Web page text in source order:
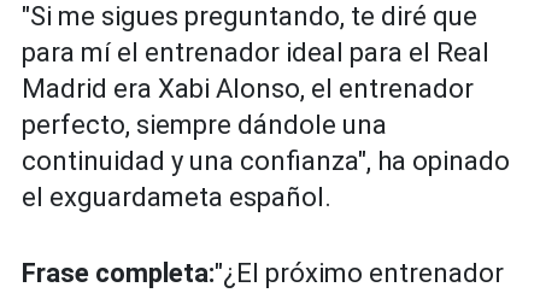
"Si me sigues preguntando, te diré que
para mí el entrenador ideal para el Real
Madrid era Xabi Alonso, el entrenador
perfecto, siempre dándole una
continuidad y una confianza", ha opinado
el exguardameta español.
Frase completa:"¿El próximo entrenador